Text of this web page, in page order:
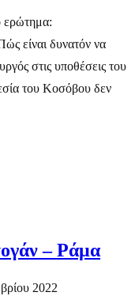
ερώτημα:
είναι δυνατόν να
στις υποθέσεις του
του Κοσόβου δεν
– Ράμα
2022